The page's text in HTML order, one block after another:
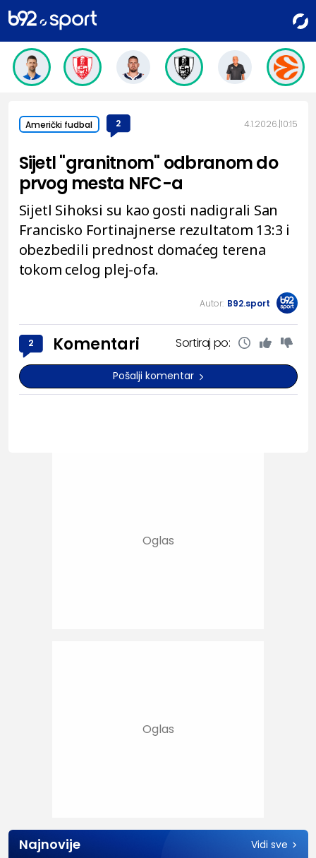
Američki fudbal 2 4.1.2026. 10:15
Sijetl "granitnom" odbranom do
prvog mesta NFC-a
Sijetl Sihoksi su kao gosti nadigrali San
Francisko Fortinajnerse rezultatom 13:3 i
obezbedili prednost domaćeg terena
tokom celog plej-ofa.
Autor: B92.sport
2 Komentari Sortiraj po:
Pošalji komentar
Najnovije Vidi sve